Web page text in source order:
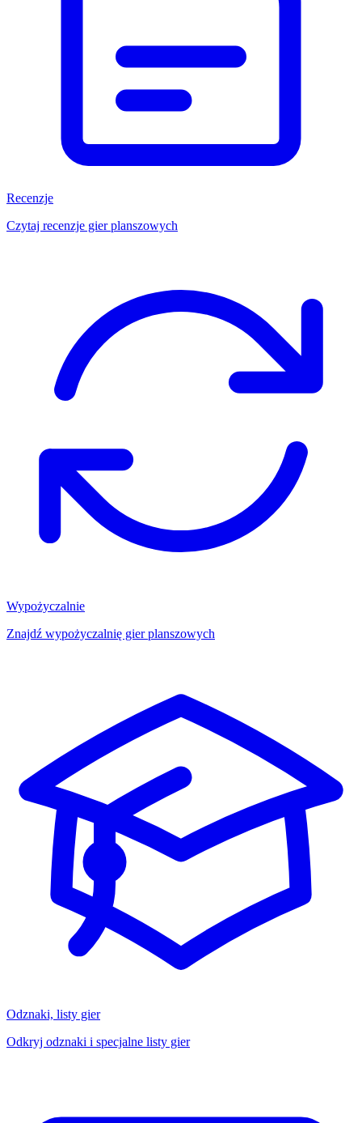
Recenzje
Czytaj recenzje gier planszowych
Wypożyczalnie
Znajdź wypożyczalnię gier planszowych
Odznaki, listy gier
Odkryj odznaki i specjalne listy gier